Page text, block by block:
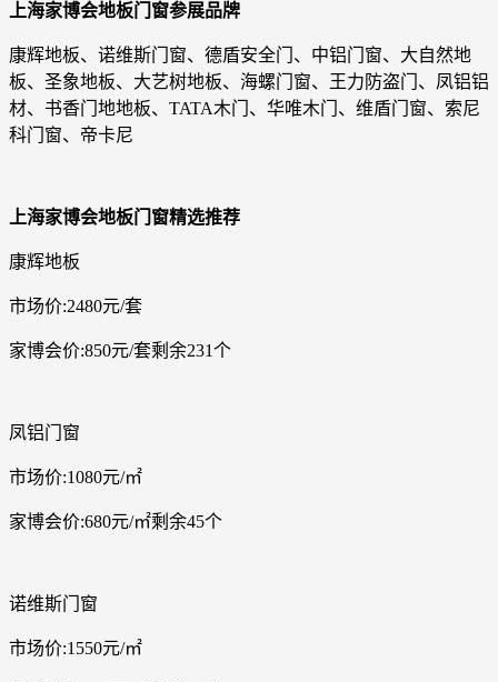
上海家博会地板门窗参展品牌
康辉地板、诺维斯门窗、德盾安全门、中铝门窗、大自然地
板、圣象地板、大艺树地板、海螺门窗、王力防盗门、凤铝铝
材、书香门地地板、TATA木门、华唯木门、维盾门窗、索尼
科门窗、帝卡尼
上海家博会地板门窗精选推荐
康辉地板
市场价:2480元/套
家博会价:850元/套剩余231个
凤铝门窗
市场价:1080元/㎡
家博会价:680元/㎡剩余45个
诺维斯门窗
市场价:1550元/㎡